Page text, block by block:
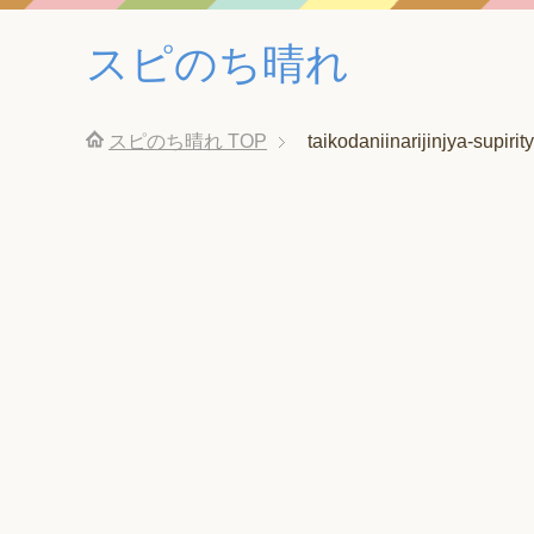
スピのち晴れ
スピのち晴れ TOP taikodaniinarijinjya-